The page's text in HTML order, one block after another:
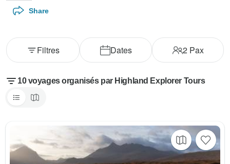
Share
Dates 2Pax
Filtres
10 voyages organisés par Highland Explorer Tours